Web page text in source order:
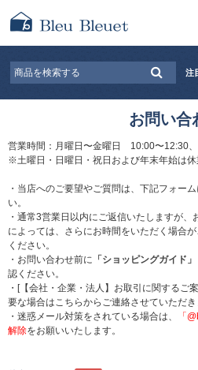
注
お問い合
営業時間：月曜日〜金曜日 10:00〜12:30
※土曜日・日曜日・祝日および年末年始は休
・当店へのご要望やご質問は、下記フォー
い。
・通常3営業日以内にご返信いたしますが
によっては、さらにお時間をいただく場合
ください。
・お問い合わせ前に 「ショッピングガイド」
認ください。
・[【会社・企業・法人】お取引に関するご
要な場合はこちらからご連絡させていただき
・迷惑メール対策をされている場合は、
「
解除をお願いいたします。